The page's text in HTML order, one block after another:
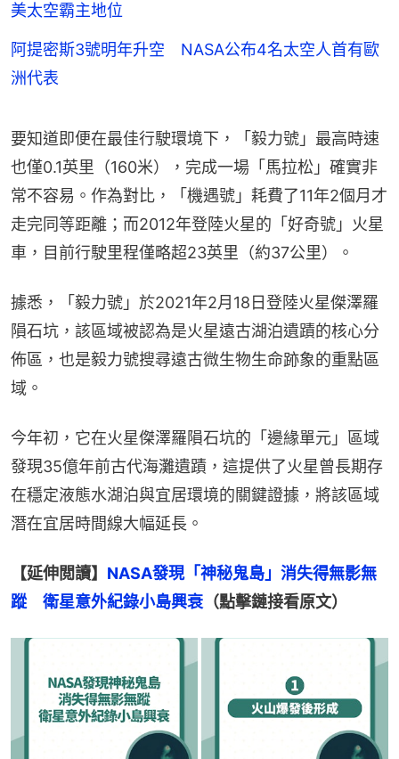
美太空霸主地位
阿提密斯3號明年升空 NASA公布4名太空人首有歐
洲代表
要知道即便在最佳行駛環境下，「毅力號」最高時速
也僅0.1英里（160米），完成一場「馬拉松」確實非
常不容易。作為對比，「機遇號」耗費了11年2個月才
走完同等距離；而2012年登陸火星的「好奇號」火星
車，目前行駛里程僅略超23英里（約37公里）。
據悉，「毅力號」於2021年2月18日登陸火星傑澤羅
隕石坑，該區域被認為是火星遠古湖泊遺蹟的核心分
佈區，也是毅力號搜尋遠古微生物生命跡象的重點區
域。
今年初，它在火星傑澤羅隕石坑的「邊緣單元」區域
發現35億年前古代海灘遺蹟，這提供了火星曾長期存
在穩定液態水湖泊與宜居環境的關鍵證據，將該區域
潛在宜居時間線大幅延長。
【延伸閲讀】 NASA發現「神秘鬼島」消失得無影無
蹤　衛星意外紀錄小島興衰（點擊鏈接看原文）